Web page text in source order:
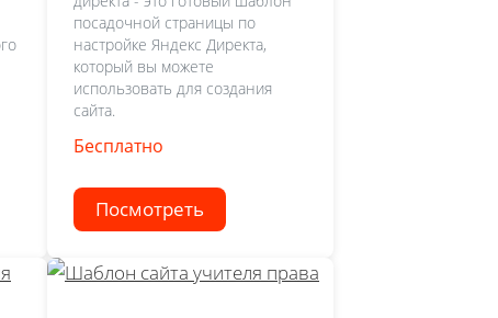
посадочной страницы по
настройке Яндекс Директа,
который вы можете
использовать для создания
сайта.
Бесплатно
Посмотреть